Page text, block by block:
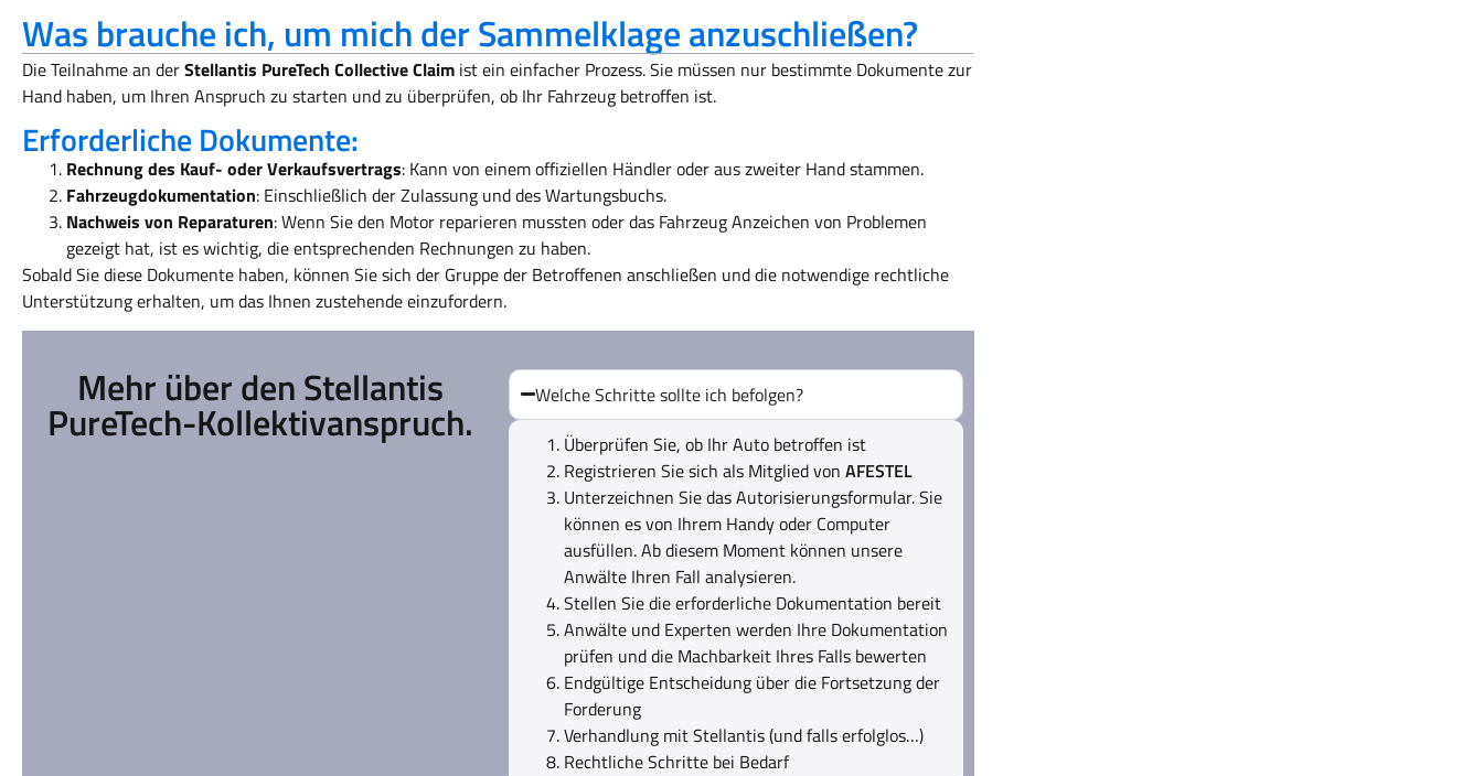
Was brauche ich, um mich der Sammelklage anzuschließen?
Die Teilnahme an derStellantis PureTech Collective Claim ist ein einfacher Prozess. Sie müssen nur bestimmte Dokumente zur
Hand haben, um Ihren Anspruch zu starten und zu überprüfen, ob Ihr Fahrzeug betroffen ist.
Erforderliche Dokumente:
Rechnung des Kauf- oder Verkaufsvertrags: Kann von einem offiziellen Händler oder aus zweiter Hand stammen.
Fahrzeugdokumentation: Einschließlich der Zulassung und des Wartungsbuchs.
Nachweis von Reparaturen: Wenn Sie den Motor reparieren mussten oder das Fahrzeug Anzeichen von Problemen
gezeigt hat, ist es wichtig, die entsprechenden Rechnungen zu haben.
Sobald Sie diese Dokumente haben, können Sie sich der Gruppe der Betroffenen anschließen und die notwendige rechtliche
Unterstützung erhalten, um das Ihnen zustehende einzufordern.
Mehr über den Stellantis
PureTech-Kollektivanspruch.
Welche Schritte sollte ich befolgen?
Überprüfen Sie, ob Ihr Auto betroffen ist
Registrieren Sie sich als Mitglied vonAFESTEL
Unterzeichnen Sie das Autorisierungsformular. Sie
können es von Ihrem Handy oder Computer
ausfüllen. Ab diesem Moment können unsere
Anwälte Ihren Fall analysieren.
Stellen Sie die erforderliche Dokumentation bereit
Anwälte und Experten werden Ihre Dokumentation
prüfen und die Machbarkeit Ihres Falls bewerten
Endgültige Entscheidung über die Fortsetzung der
Forderung
Verhandlung mit Stellantis (und falls erfolglos…)
Rechtliche Schritte bei Bedarf